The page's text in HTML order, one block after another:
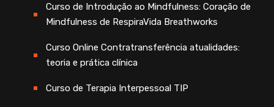
Curso de Introdução ao Mindfulness: Coração de
Mindfulness de RespiraVida Breathworks
Curso Online Contratransferência atualidades:
teoria e prática clínica
Curso de Terapia Interpessoal TIP